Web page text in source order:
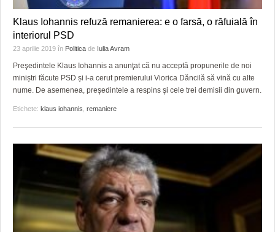
HARTA TIMIŞOAREI
LICEE, ŞCOLI ŞI GRĂDINIŢE DIN TIMIŞ
PRIMĂRIILE DIN TIMIŞ
SFATUL MEDICULUI
Klaus Iohannis refuză remanierea: e o farsă, o răfuială în
interiorul PSD
23 aprilie 2019 în Politica de Iulia Avram
Preşedintele Klaus Iohannis a anunţat că nu acceptă propunerile de noi
miniștri făcute PSD și i-a cerut premierului Viorica Dăncilă să vină cu alte
nume. De asemenea, preşedintele a respins şi cele trei demisii din guvern.
Etichete: klaus iohannis remaniere